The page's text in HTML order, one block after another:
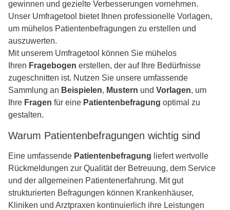
gewinnen und gezielte Verbesserungen vornehmen.
Unser Umfragetool bietet Ihnen professionelle Vorlagen,
um mühelos Patientenbefragungen zu erstellen und
auszuwerten.
Mit unserem Umfragetool können Sie mühelos
Ihren Fragebogen erstellen, der auf Ihre Bedürfnisse
zugeschnitten ist. Nutzen Sie unsere umfassende
Sammlung an Beispielen, Mustern und Vorlagen, um
Ihre Fragen für eine Patientenbefragung optimal zu
gestalten.
Warum Patientenbefragungen wichtig sind
Eine umfassende Patientenbefragung liefert wertvolle
Rückmeldungen zur Qualität der Betreuung, dem Service
und der allgemeinen Patientenerfahrung. Mit gut
strukturierten Befragungen können Krankenhäuser,
Kliniken und Arztpraxen kontinuierlich ihre Leistungen